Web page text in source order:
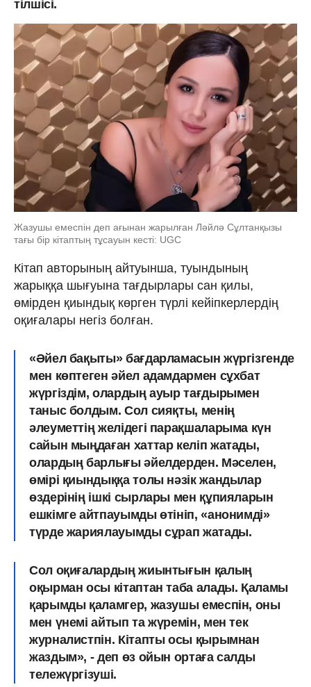
тілшісі.
Жазушы емеспін деп ағынан жарылған Ләйлә Сұлтанқызы
тағы бір кітаптың тұсауын кесті: UGC
Кітап авторының айтуынша, туындының
жарыққа шығуына тағдырлары сан қилы,
өмірден қиындық көрген түрлі кейіпкерлердің
оқиғалары негіз болған.
«Әйел бақыты» бағдарламасын жүргізгенде
мен көптеген әйел адамдармен сұхбат
жүргіздім, олардың ауыр тағдырымен
таныс болдым. Сол сияқты, менің
әлеуметтің желідегі парақшаларыма күн
сайын мыңдаған хаттар келіп жатады,
олардың барлығы әйелдерден. Мәселен,
өмірі қиындыққа толы нәзік жандылар
өздерінің ішкі сырлары мен құпияларын
ешкімге айтпауымды өтініп, «анонимді»
түрде жариялауымды сұрап жатады.
Сол оқиғалардың жиынтығын қалың
оқырман осы кітаптан таба алады. Қаламы
қарымды қаламгер, жазушы емеспін, оны
мен үнемі айтып та жүремін, мен тек
журналистпін. Кітапты осы қырымнан
жаздым», - деп өз ойын ортаға салды
тележүргізуші.